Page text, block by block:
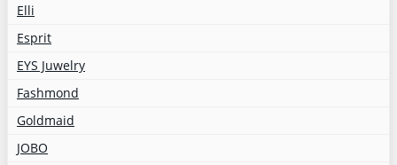
Elli
Esprit
EYS Juwelry
Fashmond
Goldmaid
JOBO